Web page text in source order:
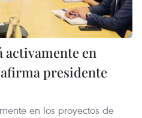
en
presidente
en los proyectos de